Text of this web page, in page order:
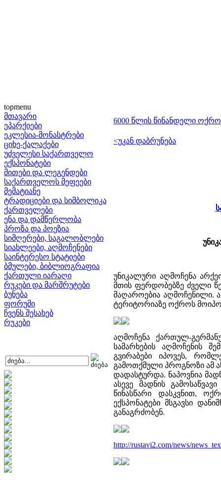
topmenu
მთავარი
ეპარქიები
ეკლესია-მონასტრები
ციხე-ქალაქები
უძველესი საქართველო
ექსპონატები
მითები და ლეგენდები
საქართველოს მეფეები
მემატიანე
ტრადიციები და სიმბოლიკა
ქართველები
ენა და დამწერლობა
პროზა და პოეზია
სიმღერები, საგალობლები
სიახლეები, აღმოჩენები
საინტერესო სტატიები
ბმულები, ბიბლიოგრაფია
ქართული იარაღი
რუკები და მარშრუტები
ბუნება
ფორუმი
ჩვენს შესახებ
რუკები
6000 წლის წინანდელი
<უკან დაბრუნება
უნიკალური აღმოჩენა
მთის ფერდობებზე ძველი
მაღაროებია აღმოჩენილი.
ტერიტორიაზე ოქროს
აღმოჩენა ქართულ-
სამარხების აღმოჩენის
გვირაბები იპოვეს,
გამოთქმული პროგნოზი ამ
დადასტურდა. ნაპოვნია
ასევე მადნის
წინასწარი დასკვნით,
ექსპონატები მსგავსი
განაგრძობენ.
http://rustavi2.com/news/